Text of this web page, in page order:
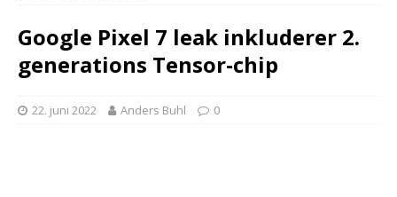
Google Pixel 7 leak inkluderer 2.
generations Tensor-chip
22. juni 2022 Anders Buhl 0